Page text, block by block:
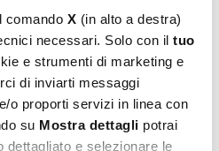
comando X (in alto a destra)
necessari. Solo con il tuo
e strumenti di marketing e
di inviarti messaggi
o proporti servizi in linea con
su Mostra dettagli potrai
dettagliato e selezionare le